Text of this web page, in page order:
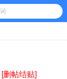
[删帖结贴]